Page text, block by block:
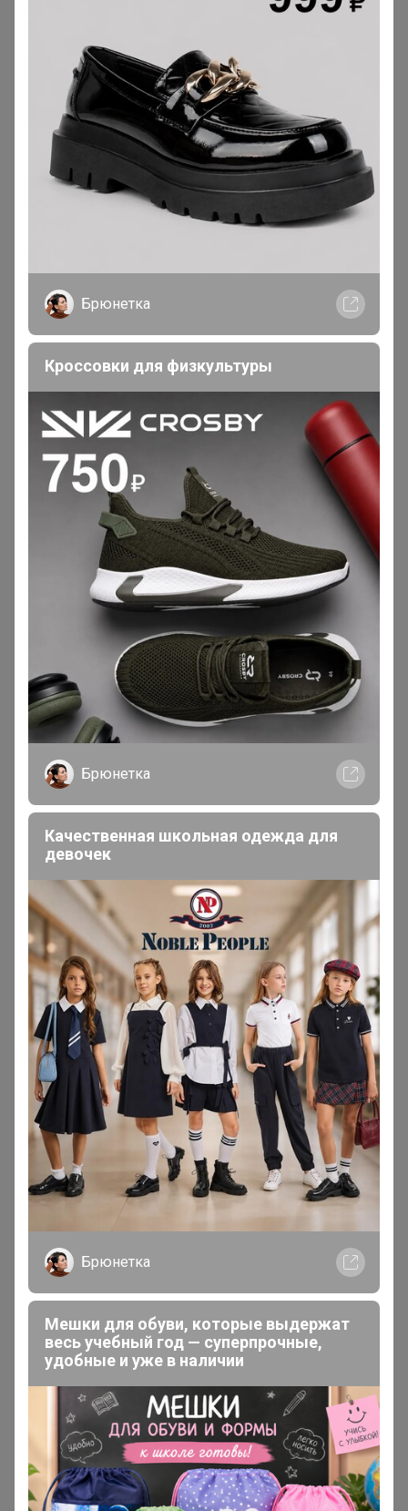
Кандидат в магистры
В теме "ASH, LIU JO , 4ССССEES , UNITED NUDE - зима
2025 (свободный склад)"
3 октября, 2025 14:22
, Добрый день! Подскажите, пожалуйста,
iradka
Кандидат в магистры
В теме "ASH, LIU JO , 4ССССEES , UNITED NUDE - зима
2025 (свободный склад)"
4 сентября, 2025 21:53
Брюнетка , Здравствуйте! Когд, примерно, получим
iradka
Кандидат в магистры
В теме "Pelican - для детей! ✅ АКЦИЯ скидка до 50%
✅ Орг 17% "
10 августа, 2025 09:02
Селена, Добрый день! Когда развоз?
iradka
Кандидат в магистры
Брюнетка
Кроссовки для физкультуры
Брюнетка
Качественная школьная одежда для
девочек
Брюнетка
Мешки для обуви, которые выдержат
весь учебный год — суперпрочные,
удобные и уже в наличии